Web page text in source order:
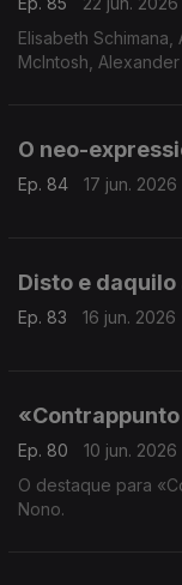
Elisabeth
McIntosh, Alexander
O neo-
Ep. 84 17 jun. 2026
Disto e
Ep. 83 16 jun. 2026
Ep. 80
10 jun. 2026
O destaque para
Nono.